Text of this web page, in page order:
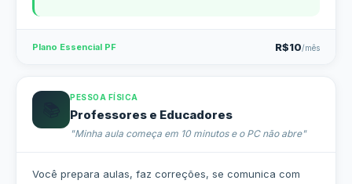
Plano Essencial PF R$10/mês
PESSOA FÍSICA
Professores e Educadores
"Minha aula começa em 10 minutos e o PC não abre"
Você prepara aulas, faz correções, se comunica com